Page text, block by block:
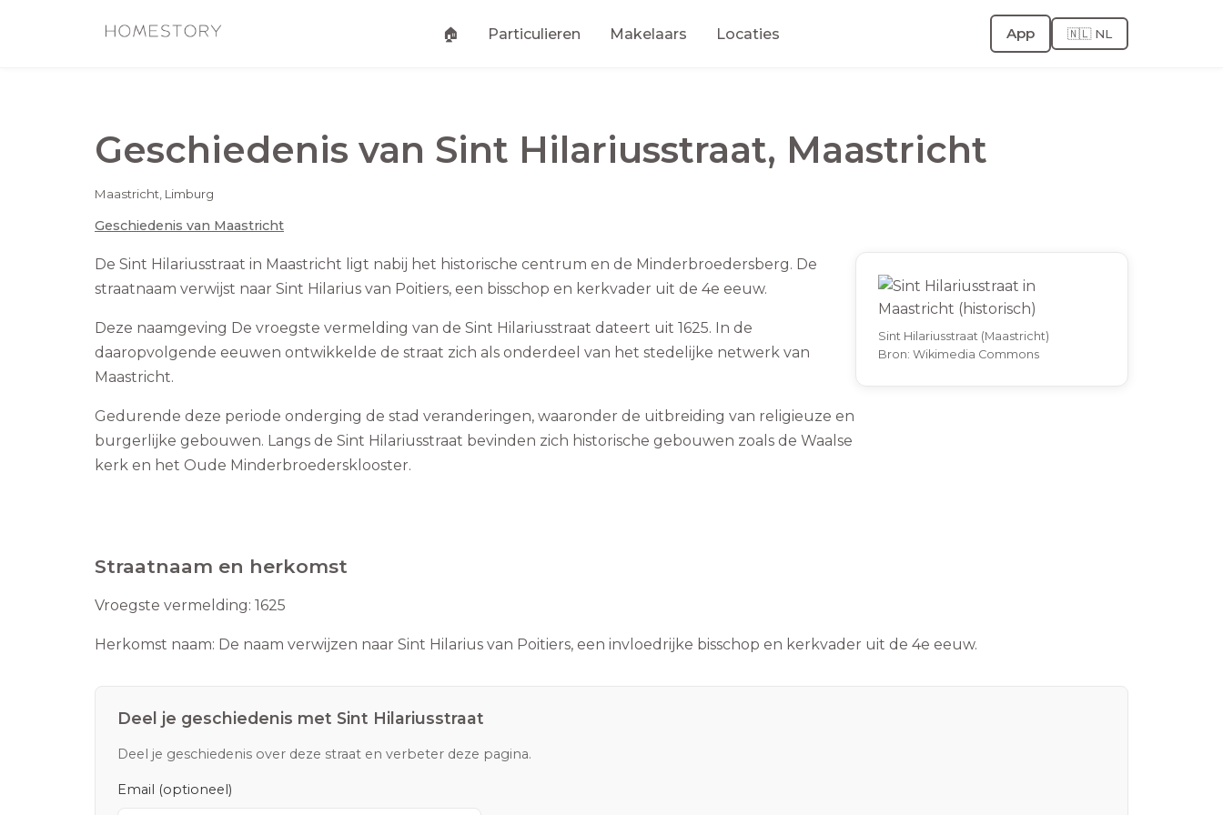
🏠 Particulieren Makelaars Locaties App 🇳🇱 NL
Geschiedenis van Sint Hilariusstraat, Maastricht
Maastricht, Limburg
Geschiedenis van Maastricht
De Sint Hilariusstraat in Maastricht ligt nabij het historische centrum en de Minderbroedersberg. De
straatnaam verwijst naar Sint Hilarius van Poitiers, een bisschop en kerkvader uit de 4e eeuw.
Deze naamgeving De vroegste vermelding van de Sint Hilariusstraat dateert uit 1625. In de
daaropvolgende eeuwen ontwikkelde de straat zich als onderdeel van het stedelijke netwerk van
Maastricht.
Gedurende deze periode onderging de stad veranderingen, waaronder de uitbreiding van religieuze en
burgerlijke gebouwen. Langs de Sint Hilariusstraat bevinden zich historische gebouwen zoals de Waalse
kerk en het Oude Minderbroedersklooster.
Sint Hilariusstraat (Maastricht)
Bron: Wikimedia Commons
Straatnaam en herkomst
Vroegste vermelding: 1625
Herkomst naam: De naam verwijzen naar Sint Hilarius van Poitiers, een invloedrijke bisschop en kerkvader uit de 4e eeuw.
Deel je geschiedenis met Sint Hilariusstraat
Deel je geschiedenis over deze straat en verbeter deze pagina.
Email (optioneel)